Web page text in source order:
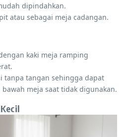
dipindahkan.
atau sebagai meja cadangan.
kaki meja ramping
tanpa tangan sehingga dapat
meja saat tidak digunakan.